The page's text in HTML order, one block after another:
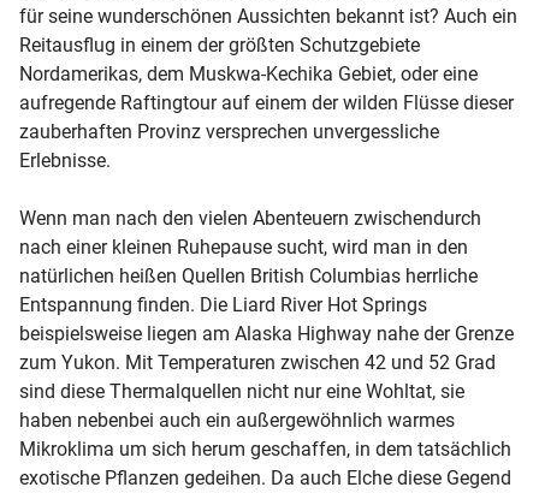
für seine wunderschönen Aussichten bekannt ist? Auch ein
Reitausflug in einem der größten Schutzgebiete
Nordamerikas, dem Muskwa-Kechika Gebiet, oder eine
aufregende Raftingtour auf einem der wilden Flüsse dieser
zauberhaften Provinz versprechen unvergessliche
Erlebnisse.
Wenn man nach den vielen Abenteuern zwischendurch
nach einer kleinen Ruhepause sucht, wird man in den
natürlichen heißen Quellen British Columbias herrliche
Entspannung finden. Die Liard River Hot Springs
beispielsweise liegen am Alaska Highway nahe der Grenze
zum Yukon. Mit Temperaturen zwischen 42 und 52 Grad
sind diese Thermalquellen nicht nur eine Wohltat, sie
haben nebenbei auch ein außergewöhnlich warmes
Mikroklima um sich herum geschaffen, in dem tatsächlich
exotische Pflanzen gedeihen. Da auch Elche diese Gegend